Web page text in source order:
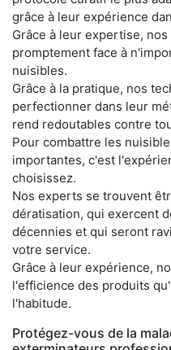
grâce à leur expérience
Grâce à leur expertise,
promptement face à
nuisibles.
Grâce à la pratique, nos
perfectionner dans leur
rend redoutables contre
Pour combattre les
importantes, c'est
choisissez.
Nos experts se trouvent
dératisation, qui exercent
décennies et qui seront
votre service.
Grâce à leur expérience,
l'efficience des produits
l'habitude.
Protégez-vous de la